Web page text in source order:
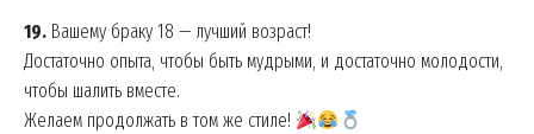
19. Вашему браку 18 — лучший возраст!
Достаточно опыта, чтобы быть мудрыми, и достаточно молодости,
чтобы шалить вместе.
Желаем продолжать в том же стиле!